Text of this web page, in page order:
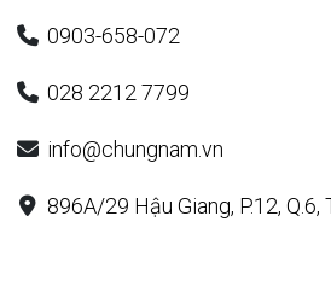
0903-658-072
028 2212 7799
info@chungnam.vn
896A/29 Hậu Giang, P.12, Q.6,